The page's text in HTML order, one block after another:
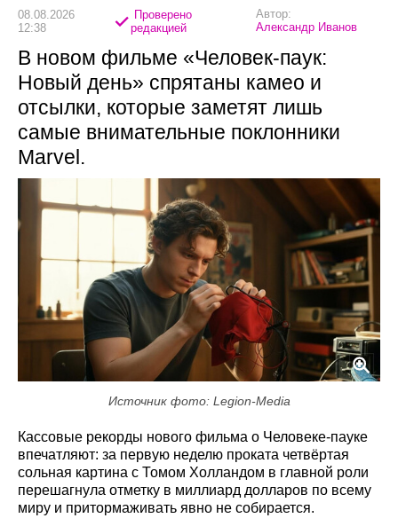
08.08.2026
12:38
Проверено
редакцией
Автор:
Александр Иванов
В новом фильме «Человек-паук:
Новый день» спрятаны камео и
отсылки, которые заметят лишь
самые внимательные поклонники
Marvel.
Источник фото: Legion-Media
Кассовые рекорды нового фильма о Человеке-пауке
впечатляют: за первую неделю проката четвёртая
сольная картина с Томом Холландом в главной роли
перешагнула отметку в миллиард долларов по всему
миру и притормаживать явно не собирается.